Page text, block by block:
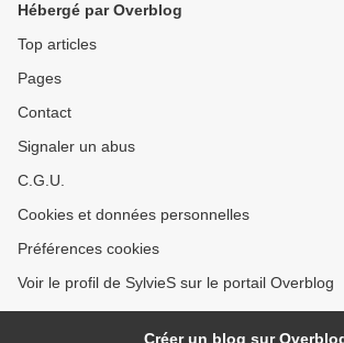
Hébergé par Overblog
Top articles
Pages
Contact
Signaler un abus
C.G.U.
Cookies et données personnelles
Préférences cookies
Voir le profil de SylvieS sur le portail Overblog
Créer un blog sur